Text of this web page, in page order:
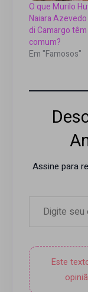
O que Murilo
Naiara
di Camargo
comum?
Em "Famosos"
Assine para
Este